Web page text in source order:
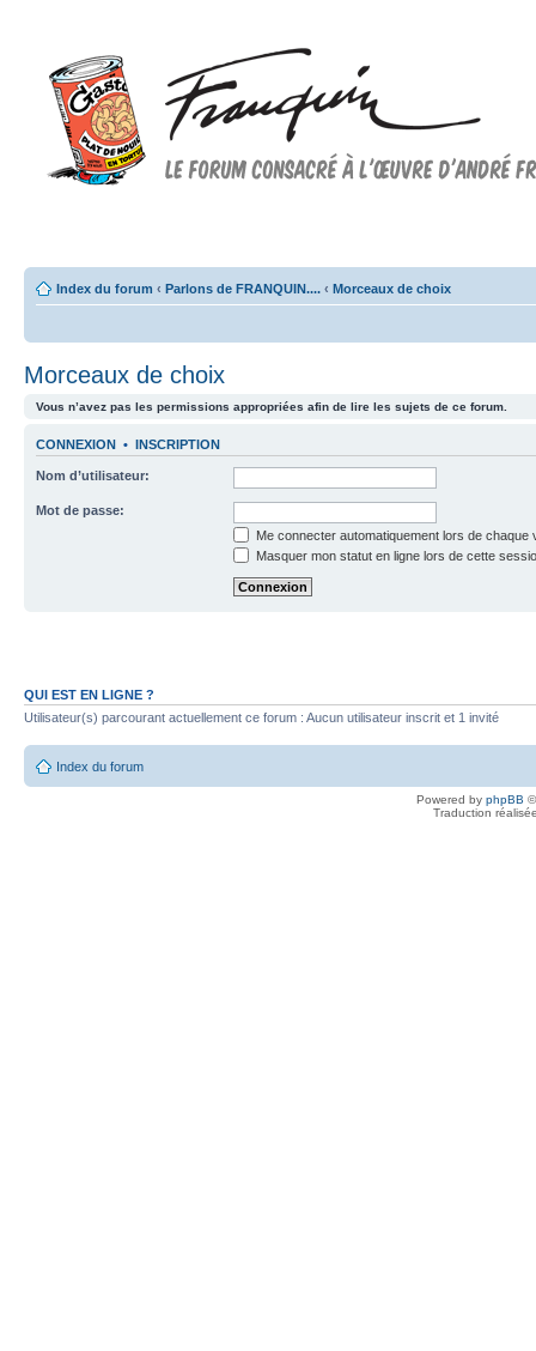
Index du forum ‹ Parlons de FRANQUIN.... ‹ Morceaux de choix
Morceaux de choix
Vous n’avez pas les permissions appropriées afin de lire les sujets de ce forum.
CONNEXION • INSCRIPTION
Nom d’utilisateur:
Mot de passe:
Me connecter automatiquement lors de chaque
Masquer mon statut en ligne lors de cette
QUI EST EN LIGNE ?
Utilisateur(s) parcourant actuellement ce forum : Aucun utilisateur inscrit et 1 invité
Index du forum
Powered by phpBB
Traduction